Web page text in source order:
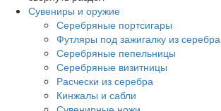
Сувениры и оружие
Серебряные портсигары
Футляры под зажигалку из серебра
Серебряные пепельницы
Серебряные визитницы
Расчески из серебра
Кинжалы и сабли